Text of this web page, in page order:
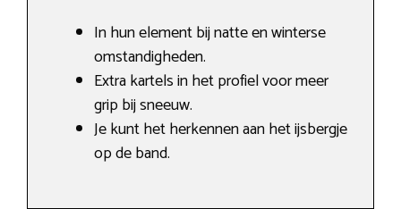
In hun element bij natte en winterse
omstandigheden.
Extra kartels in het profiel voor meer
grip bij sneeuw.
Je kunt het herkennen aan het ijsbergje
op de band.